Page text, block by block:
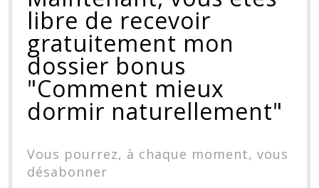
libre de recevoir
gratuitement mon
dossier bonus
"Comment mieux
dormir naturellement"
Vous pourrez, à chaque moment, vous
désabonner